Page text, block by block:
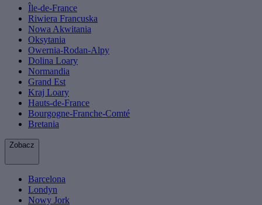
Île-de-France
Riwiera Francuska
Nowa Akwitania
Oksytania
Owernia-Rodan-Alpy
Dolina Loary
Normandia
Grand Est
Kraj Loary
Hauts-de-France
Bourgogne-Franche-Comté
Bretania
Zobacz
Barcelona
Londyn
Nowy Jork